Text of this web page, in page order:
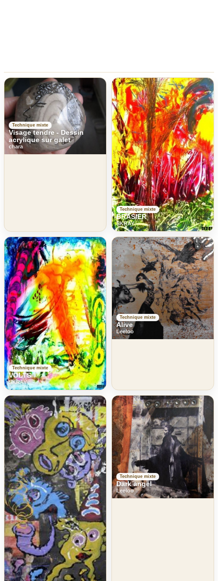
Technique mixte
Visage tendre - Dessin
acrylique sur galet
chara
Technique mixte
BRASIER
SKRAY
Technique mixte
VOLTS
SKRAY
Technique mixte
Alive
Leeloo
Technique mixte
Dark angel
Leeloo